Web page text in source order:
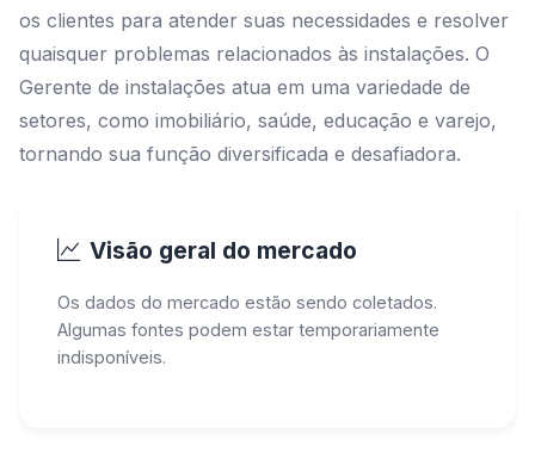
os clientes para atender suas necessidades e resolver
quaisquer problemas relacionados às instalações. O
Gerente de instalações atua em uma variedade de
setores, como imobiliário, saúde, educação e varejo,
tornando sua função diversificada e desafiadora.
Visão geral do mercado
Os dados do mercado estão sendo coletados.
Algumas fontes podem estar temporariamente
indisponíveis.